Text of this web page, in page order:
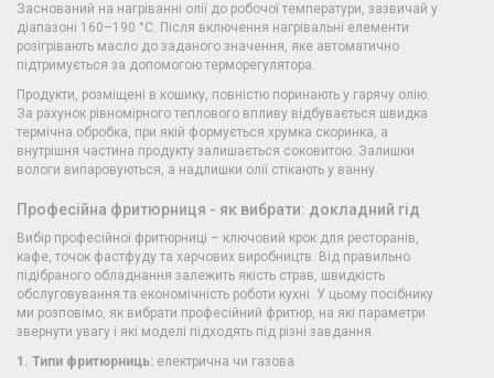
Заснований на нагріванні олії до робочої температури, зазвичай у
діапазоні 160–190 °C. Після включення нагрівальні елементи
розігрівають масло до заданого значення, яке автоматично
підтримується за допомогою терморегулятора.
Продукти, розміщені в кошику, повністю поринають у гарячу олію.
За рахунок рівномірного теплового впливу відбувається швидка
термічна обробка, при якій формується хрумка скоринка, а
внутрішня частина продукту залишається соковитою. Залишки
вологи випаровуються, а надлишки олії стікають у ванну.
Професійна фритюрниця - як вибрати: докладний гід
Вибір професійної фритюрниці – ключовий крок для ресторанів,
кафе, точок фастфуду та харчових виробництв. Від правильно
підібраного обладнання залежить якість страв, швидкість
обслуговування та економічність роботи кухні. У цьому посібнику
ми розповімо, як вибрати професійний фритюр, на які параметри
звернути увагу і які моделі підходять під різні завдання.
1. Типи фритюрниць: електрична чи газова